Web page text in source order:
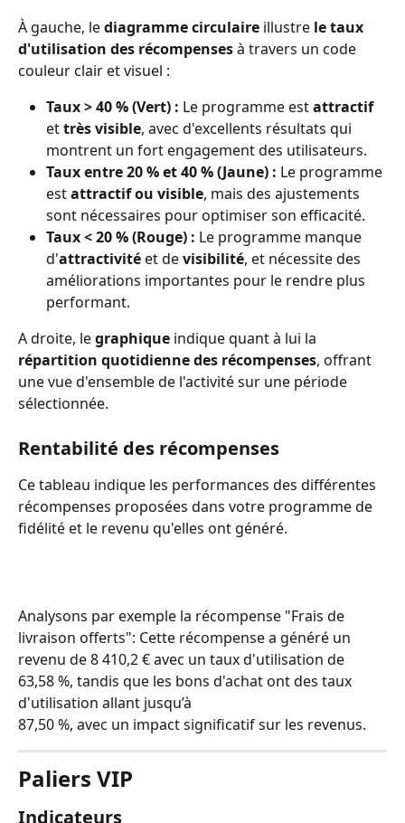
À gauche, le diagramme circulaire illustre le taux
d'utilisation des récompenses à travers un code
couleur clair et visuel :
Taux > 40 % (Vert) : Le programme est attractif
et très visible, avec d'excellents résultats qui
montrent un fort engagement des utilisateurs.
Taux entre 20 % et 40 % (Jaune) : Le programme
est attractif ou visible, mais des ajustements
sont nécessaires pour optimiser son efficacité.
Taux < 20 % (Rouge) : Le programme manque
d'attractivité et de visibilité, et nécessite des
améliorations importantes pour le rendre plus
performant.
A droite, le graphique indique quant à lui la
répartition quotidienne des récompenses, offrant
une vue d'ensemble de l'activité sur une période
sélectionnée.
Rentabilité des récompenses
Ce tableau indique les performances des différentes
récompenses proposées dans votre programme de
fidélité et le revenu qu'elles ont généré.
Analysons par exemple la récompense "Frais de
livraison offerts": Cette récompense a généré un
revenu de 8 410,2 € avec un taux d'utilisation de
63,58 %, tandis que les bons d'achat ont des taux
d'utilisation allant jusqu’à
87,50 %, avec un impact significatif sur les revenus.
Paliers VIP
Indicateurs